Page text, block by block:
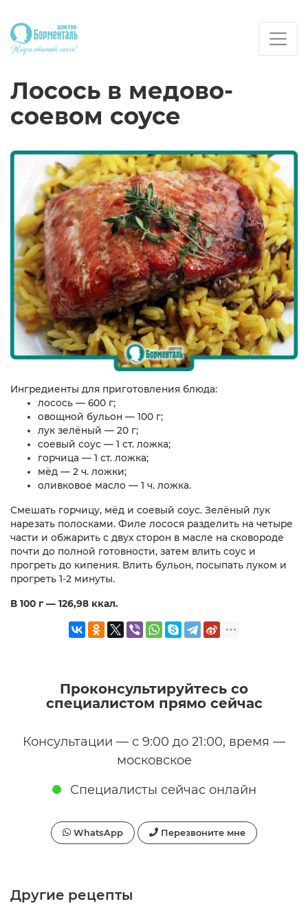
Лосось в медово-
соевом соусе
Ингредиенты для приготовления блюда:
лосось — 600 г;
овощной бульон — 100 г;
лук зелёный — 20 г;
соевый соус — 1 ст. ложка;
горчица — 1 ст. ложка;
мёд — 2 ч. ложки;
оливковое масло — 1 ч. ложка.
Смешать горчицу, мёд и соевый соус. Зелёный лук
нарезать полосками. Филе лосося разделить на четыре
части и обжарить с двух сторон в масле на сковороде
почти до полной готовности, затем влить соус и
прогреть до кипения. Влить бульон, посыпать луком и
прогреть 1-2 минуты.
В 100 г — 126,98 ккал.
Проконсультируйтесь со
специалистом прямо сейчас
Консультации — с 9:00 до 21:00, время —
московское
Специалисты сейчас онлайн
WhatsApp Перезвоните мне
Другие рецепты